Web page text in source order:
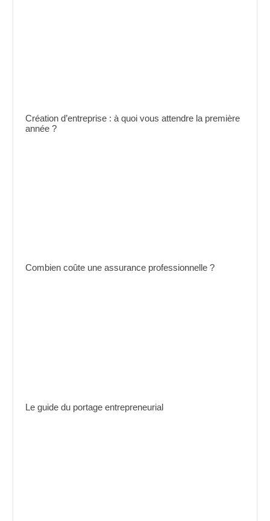
Création d’entreprise : à quoi vous attendre la première
année ?
Combien coûte une assurance professionnelle ?
Le guide du portage entrepreneurial